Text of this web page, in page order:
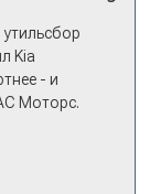
Kia
- и
Моторс.
Прям не
ин